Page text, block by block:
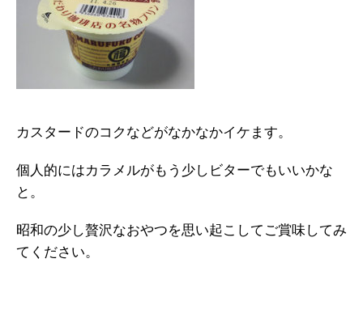
カスタードのコクなどがなかなかイケます。
個人的にはカラメルがもう少しビターでもいいかな
と。
昭和の少し贅沢なおやつを思い起こしてご賞味してみ
てください。